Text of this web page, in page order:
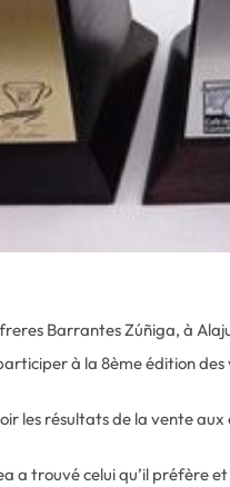
freres Barrantes Zúñiga, à
à la 8ème édition des
les résultats de la vente
a trouvé celui qu’il préfère et